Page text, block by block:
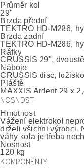
Průměr kol
29"
Brzda přední
TEKTRO HD-M286,
Brzda zadní
TEKTRO HD-M286,
Ráfky
CRUSSIS 29",
Náboje
CRUSSIS disc,
Pláště
MAXXIS Ardent 29 x
NOSNOST
Hmotnost
Vážení elektrokol
drželi všichni výrobci.
váhy kola je třeba
Nosnost
120 kg
KOMPONENTY